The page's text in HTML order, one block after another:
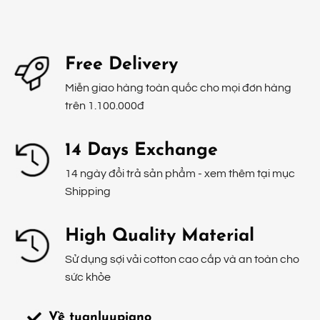
Free Delivery
Miễn giao hàng toàn quốc cho mọi đơn hàng
trên 1.100.000đ
14 Days Exchange
14 ngày đổi trả sản phẩm - xem thêm tại mục
Shipping
High Quality Material
Sử dụng sợi vải cotton cao cấp và an toàn cho
sức khỏe